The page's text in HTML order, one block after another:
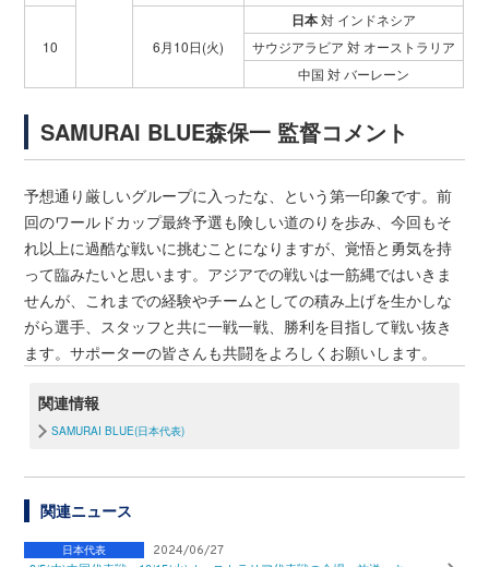
10 6月10日(火)
日本対 インドネシア
サウジアラビア 対 オーストラリア
中国 対 バーレーン
SAMURAI BLUE森保一 監督コメント
予想通り厳しいグループに入ったな、という第一印象です。前
回のワールドカップ最終予選も険しい道のりを歩み、今回もそ
れ以上に過酷な戦いに挑むことになりますが、覚悟と勇気を持
って臨みたいと思います。アジアでの戦いは一筋縄ではいきま
せんが、これまでの経験やチームとしての積み上げを生かしな
がら選手、スタッフと共に一戦一戦、勝利を目指して戦い抜き
ます。サポーターの皆さんも共闘をよろしくお願いします。
関連情報
SAMURAI BLUE(日本代表)
関連ニュース
日本代表 2024/06/27